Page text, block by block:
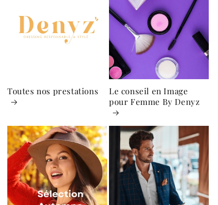
Toutes nos prestations
Le conseil en Image
pour Femme By Denyz